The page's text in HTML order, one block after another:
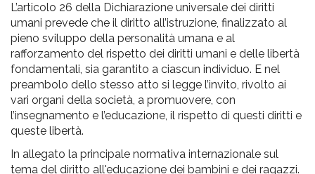
L’articolo 26 della Dichiarazione universale dei diritti
umani prevede che il diritto all’istruzione, finalizzato al
pieno sviluppo della personalità umana e al
rafforzamento del rispetto dei diritti umani e delle libertà
fondamentali, sia garantito a ciascun individuo. E nel
preambolo dello stesso atto si legge l’invito, rivolto ai
vari organi della società, a promuovere, con
l’insegnamento e l’educazione, il rispetto di questi diritti e
queste libertà.
In allegato la principale normativa internazionale sul
tema del diritto all'educazione dei bambini e dei ragazzi.